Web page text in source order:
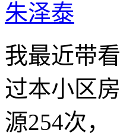
朱泽泰
我最近带看
过本小区房
源254次，